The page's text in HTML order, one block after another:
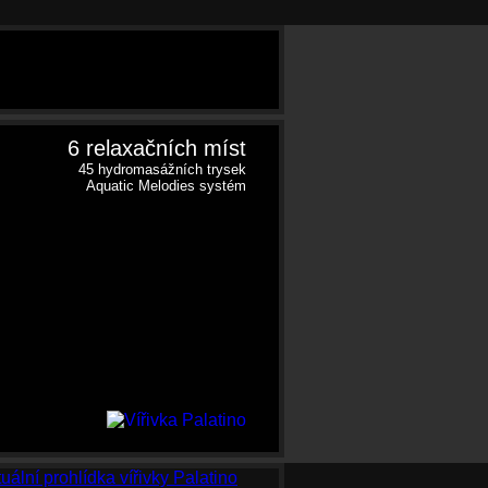
6 relaxačních míst
45 hydromasážních trysek
Aquatic Melodies systém